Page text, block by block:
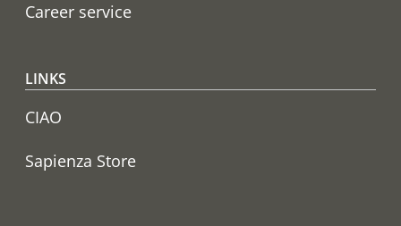
Career service
LINKS
CIAO
Sapienza Store